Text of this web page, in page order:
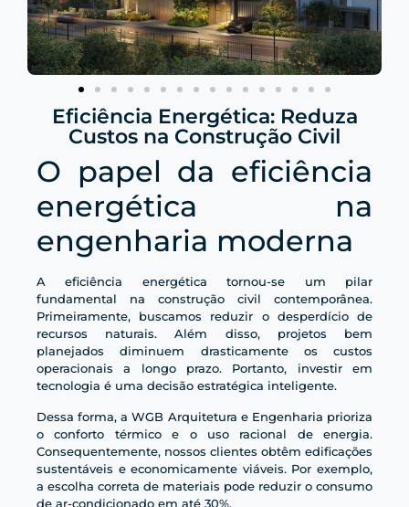
Eficiência Energética: Reduza
Custos na Construção Civil
O papel da eficiência
energética na
engenharia moderna
A eficiência energética tornou-se um pilar
fundamental na construção civil contemporânea.
Primeiramente, buscamos reduzir o desperdício de
recursos naturais. Além disso, projetos bem
planejados diminuem drasticamente os custos
operacionais a longo prazo. Portanto, investir em
tecnologia é uma decisão estratégica inteligente.
Dessa forma, a WGB Arquitetura e Engenharia prioriza
o conforto térmico e o uso racional de energia.
Consequentemente, nossos clientes obtêm edificações
sustentáveis e economicamente viáveis. Por exemplo,
a escolha correta de materiais pode reduzir o consumo
de ar-condicionado em até 30%.